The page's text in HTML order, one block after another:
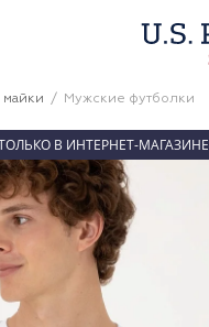
Мужские футболки
В ИНТЕРНЕТ-МАГАЗИНЕ